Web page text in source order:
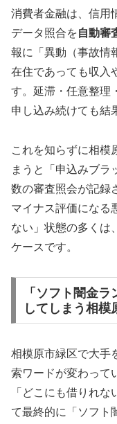
消費者金融は、信用
データ照合を自動審
報に「異動（事故情
在住であっても収入
す。延滞・任意整理
申し込み続けても結
これを知らずに相模
まうと「申込みブラ
数の審査照会が記録
マイナス評価になる
ない」状態の多くは
ケースです。
「ソフト闇金
してしまう相模
相模原市緑区で大手
索ワードが変わって
「どこにも借りれ
て最終的に「ソフト